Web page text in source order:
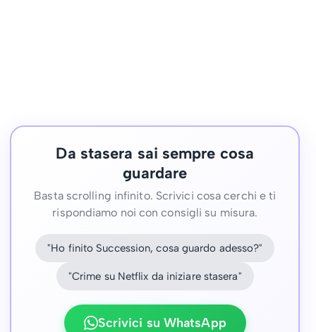
Da stasera sai sempre cosa
guardare
Basta scrolling infinito. Scrivici cosa cerchi e ti
rispondiamo noi con consigli su misura.
"Ho finito Succession, cosa guardo adesso?"
"Crime su Netflix da iniziare stasera"
Scrivici su WhatsApp